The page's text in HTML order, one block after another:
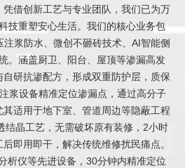
借创新工艺与专业团队，我们已为万
技重塑安心生活。我们的核心业务包
浆防水、微创不砸砖技术、AI智能侧
。涵盖厨卫、阳台、屋顶等渗漏高发
研抗渗配方，形成双重防护层，质保
浆设备精准定位渗漏点，通过高分子
适用于地下室、管道周边等隐蔽工程
结晶工艺，无需破坏原有装修，2小时
即用即干，解决传统维修扰民痛点。
析仪等先进设备，30分钟内精准定位